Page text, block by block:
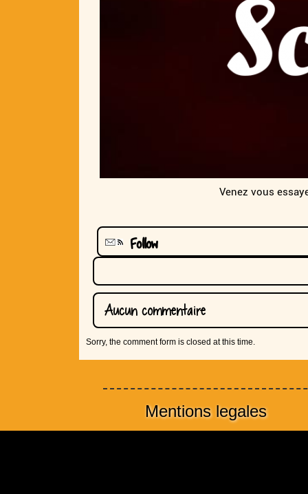
Venez vous
Follow
Aucun commentaire
Sorry, the comment form is closed at this time.
Mentions legales